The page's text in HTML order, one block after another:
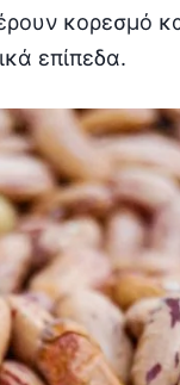
κορεσμό
επίπεδα.